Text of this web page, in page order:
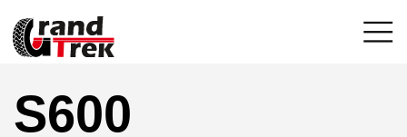
Геометрия и материалы каркаса,
разработанные по последнему слову техники,